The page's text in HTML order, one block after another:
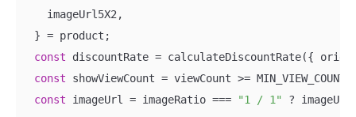
    imageUrl5X2,
  } = product;
const discountRate = calculateDiscountRate({
const showViewCount = viewCount >=
const imageUrl = imageRatio === "1 / 1" ?